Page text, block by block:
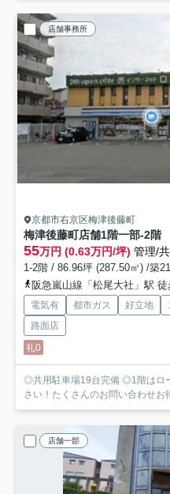
店舗事務所
京都市右京区梅津後藤町
梅津後藤町店舗1階一部-2階
55万円 (0.63万円/坪) 管理/
1-2階 / 86.96坪 (287.50㎡) /築
阪急嵐山線「松尾大社」駅 徒
電気有 都市ガス 好立地
路面店
礼0
◎共用駐車場19台完備 ◎1階はロ
さい！たくさんのお問い合わせお
店舗一部